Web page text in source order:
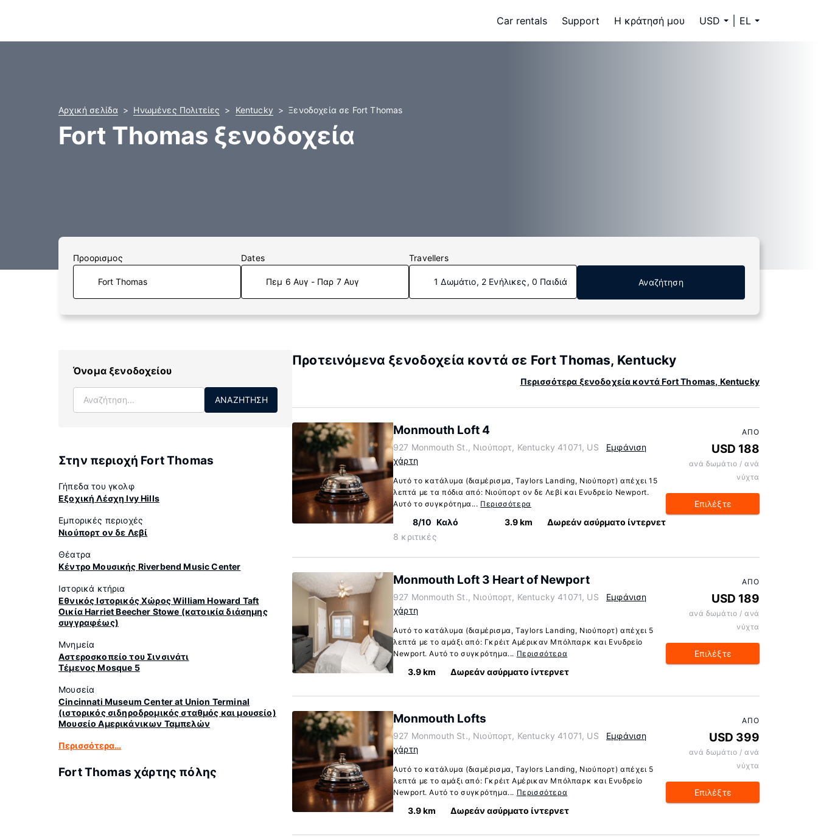
Car rentals Support Η κράτησή μου USD EL
Αρχική σελίδα Ηνωμένες Πολιτείες Kentucky Ξενοδοχεία σε Fort Thomas
Fort Thomas ξενοδοχεία
Προορισμος Dates
Πεμ 6 Αυγ - Παρ 7 Αυγ
Travellers
1 Δωμάτιο, 2 Ενήλικες, 0 Παιδιά Αναζήτηση
Όνομα ξενοδοχείου
ΑΝΑΖΉΤΗΣΗ
Στην περιοχή Fort Thomas
Γήπεδα του γκολφ
Εξοχική Λέσχη Ivy Hills
Εμπορικές περιοχές
Νιούπορτ ον δε Λεβί
Θέατρα
Κέντρο Μουσικής Riverbend Music Center
Ιστορικά κτήρια
Εθνικός Ιστορικός Χώρος William Howard Taft
Οικία Harriet Beecher Stowe (κατοικία διάσημης
συγγραφέως)
Μνημεία
Αστεροσκοπείο του Σινσινάτι
Τέμενος Mosque 5
Μουσεία
Cincinnati Museum Center at Union Terminal
(ιστορικός σιδηροδρομικός σταθμός και μουσείο)
Μουσείο Αμερικάνικων Ταμπελών
Περισσότερα…
Fort Thomas χάρτης πόλης
Προτεινόμενα ξενοδοχεία κοντά σε Fort Thomas, Kentucky
Περισσότερα ξενοδοχεία κοντά Fort Thomas, Kentucky
Monmouth Loft 4
927 Monmouth St., Νιούπορτ, Kentucky 41071, US
Εμφάνιση
χάρτη
Αυτό το κατάλυμα (διαμέρισμα, Taylors Landing, Νιούπορτ) απέχει 15
λεπτά με τα πόδια από: Νιούπορτ ον δε Λεβί και Ενυδρείο Newport.
Αυτό το συγκρότημα... Περισσότερα
8/10 Καλό
8 κριτικές
3.9 km Δωρεάν ασύρματο ίντερνετ
ΑΠΌ
USD 188
ανά δωμάτιο / ανά
νύχτα
Επιλέξτε
Monmouth Loft 3 Heart of Newport
927 Monmouth St., Νιούπορτ, Kentucky 41071, US
Εμφάνιση
χάρτη
Αυτό το κατάλυμα (διαμέρισμα, Taylors Landing, Νιούπορτ) απέχει 5
λεπτά με το αμάξι από: Γκρέιτ Αμέρικαν Μπόλπαρκ και Ενυδρείο
Newport. Αυτό το συγκρότημα... Περισσότερα
3.9 km Δωρεάν ασύρματο ίντερνετ
ΑΠΌ
USD 189
ανά δωμάτιο / ανά
νύχτα
Επιλέξτε
Monmouth Lofts
927 Monmouth St., Νιούπορτ, Kentucky 41071, US
Εμφάνιση
χάρτη
Αυτό το κατάλυμα (διαμέρισμα, Taylors Landing, Νιούπορτ) απέχει 5
λεπτά με το αμάξι από: Γκρέιτ Αμέρικαν Μπόλπαρκ και Ενυδρείο
Newport. Αυτό το συγκρότημα... Περισσότερα
3.9 km Δωρεάν ασύρματο ίντερνετ
ΑΠΌ
USD 399
ανά δωμάτιο / ανά
νύχτα
Επιλέξτε